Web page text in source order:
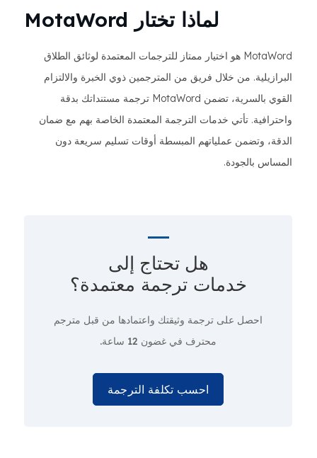
لماذا تختار MotaWord
MotaWord هو اختيار ممتاز للترجمات المعتمدة لوثائق الطلاق
البرازيلية. من خلال فريق من المترجمين ذوي الخبرة والالتزام
القوي بالسرية، تضمن MotaWord ترجمة مستنداتك بدقة
واحترافية. تأتي خدمات الترجمة المعتمدة الخاصة بهم مع ضمان
الدقة، وتضمن عملياتهم المبسطة أوقات تسليم سريعة دون
المساس بالجودة.
هل تحتاج إلى
خدمات ترجمة معتمدة؟
احصل على ترجمة وثيقتك واعتمادها من قبل مترجم
محترف في غضون 12 ساعة.
احسب تكلفة الترجمة